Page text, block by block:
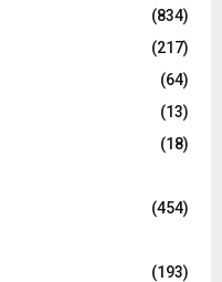
(834)
(217)
(64)
(13)
(18)
(454)
(193)